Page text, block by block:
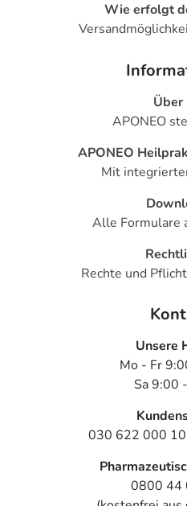
Wie erfolgt
Über
APONEO
APONEO
Mit
Alle Formulare
Rechte und
Unsere
Mo - Fr
Sa 9:00
030 622 000
0800 44